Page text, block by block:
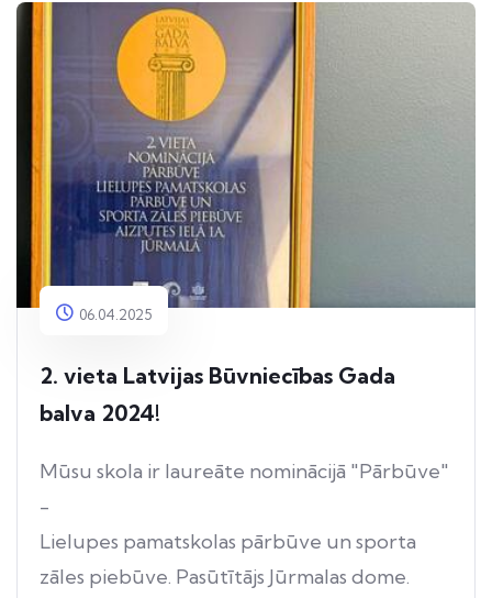
06.04.2025
2. vieta Latvijas Būvniecības Gada
balva 2024!
Mūsu skola ir laureāte nominācijā "Pārbūve"
-
Lielupes pamatskolas pārbūve un sporta
zāles piebūve. Pasūtītājs Jūrmalas dome.